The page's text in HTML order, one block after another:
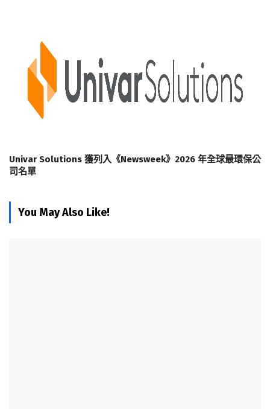
Univar Solutions 獲列入《Newsweek》2026 年全球最環保公
司名單
You May Also Like!